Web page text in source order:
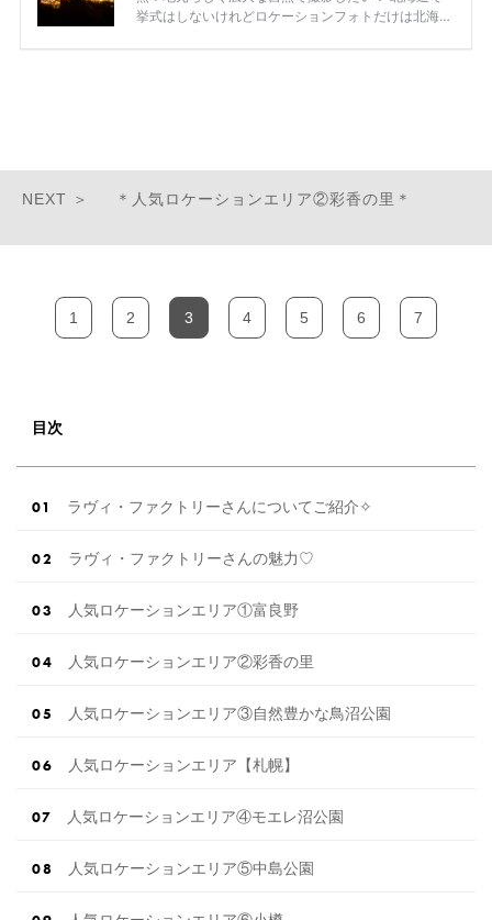
＊人気ロケーションエリア②彩香の里＊
1 2 3 4 5 6 7
目次
ラヴィ・ファクトリーさんについてご紹介✧
ラヴィ・ファクトリーさんの魅力♡
人気ロケーションエリア①富良野
人気ロケーションエリア②彩香の里
人気ロケーションエリア③自然豊かな鳥沼公園
人気ロケーションエリア【札幌】
人気ロケーションエリア④モエレ沼公園
人気ロケーションエリア⑤中島公園